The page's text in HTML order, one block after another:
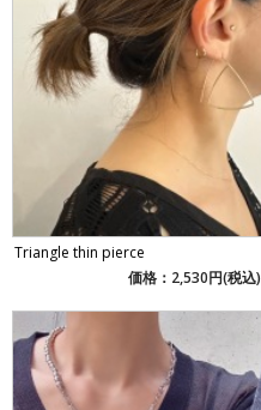
Triangle thin pierce
価格：2,530円(税込)